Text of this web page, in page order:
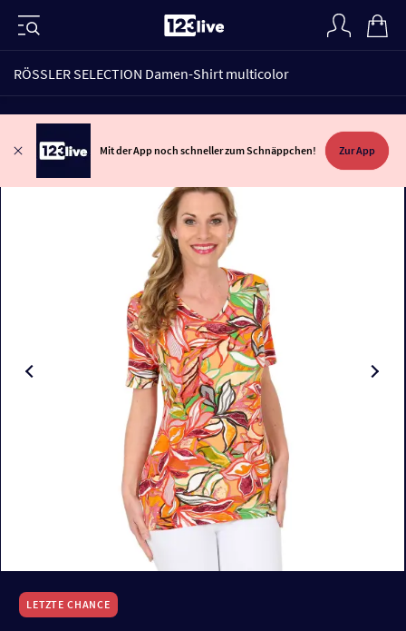
RÖSSLER SELECTION Damen-Shirt multicolor
Mit der App noch schneller zum Schnäppchen! Zur App
LETZTE CHANCE